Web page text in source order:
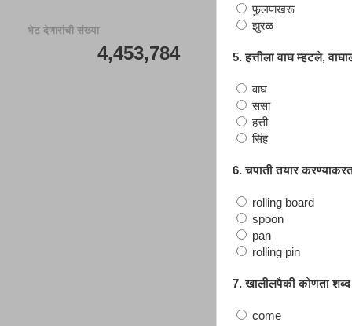
फुलपाखरू
झुरळ
5. हत्तीला वाघ म्हटले,
वाघ
ससा
हत्ती
सिंह
6. चपाती तयार
rolling board
spoon
pan
rolling pin
7. खालीलपैकी कोणता शब्द
come
भेट देणारांची संख्या
4,453,784